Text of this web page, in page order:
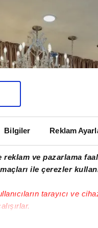
Bilgiler Reklam
reklam ve pazarlama
ile çerezler
tarayıcı ve